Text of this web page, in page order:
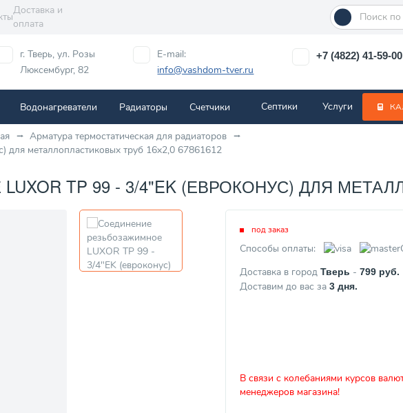
Доставка и
оплата
г. Тверь, ул. Розы
Люксембург, 82
E-mail:
info@vashdom-tver.ru
+7 (4822) 41-59-00
Водонагреватели Радиаторы Cчетчики Септики Услуги
Арматура термостатическая для радиаторов
для металлопластиковых труб 16x2,0 67861612
TP 99 - 3/4"EK (ЕВРОКОНУС) ДЛЯ
под заказ
Способы оплаты:
Доставка в город Тверь - 799 руб.
Доставим до вас за 3 дня.
В связи с колебаниями курсов
менеджеров магазина!